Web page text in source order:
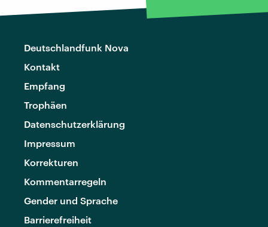
Deutschlandfunk Nova
Kontakt
Empfang
Trophäen
Datenschutzerklärung
Impressum
Korrekturen
Kommentarregeln
Gender und Sprache
Barrierefreiheit